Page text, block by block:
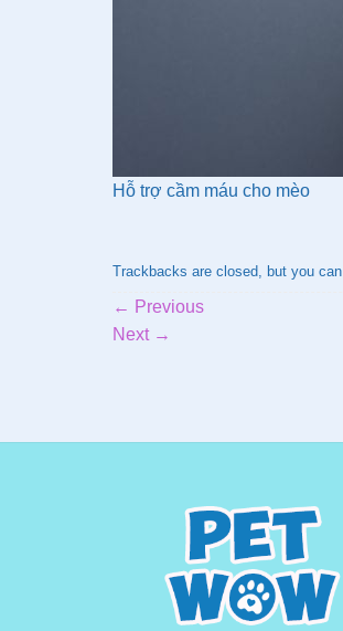
Hỗ trợ cầm máu cho mèo
Trackbacks are closed, but you can
← Previous
Next →